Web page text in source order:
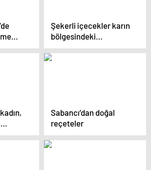
Şekerli içecekler karın
bölgesindeki
yağlanmayı artırıyor
Sabancı’dan doğal
reçeteler